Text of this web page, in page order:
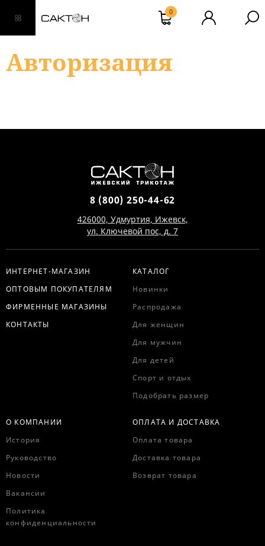
0
Авторизация
8 (800) 250-44-62
426000, Удмуртия, Ижевск,
ул. Ключевой пос, д. 7
ИНТЕРНЕТ-МАГАЗИН
ОПТОВЫМ ПОКУПАТЕЛЯМ
ФИРМЕННЫЕ МАГАЗИНЫ
КОНТАКТЫ
КАТАЛОГ
Новинки
Распродажа
Для женщин
Для мужчин
Для детей
Спорт и отдых
Подобрать размер
О КОМПАНИИ
История
Руководство
Новости
Вакансии
Политика
конфиденциальности
ОПЛАТА И ДОСТАВКА
Оплата товара
Доставка товара
Возврат товара